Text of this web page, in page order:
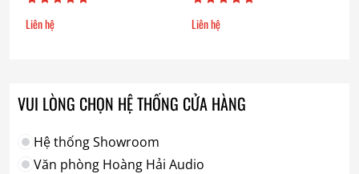
Liên hệ Liên hệ
VUI LÒNG CHỌN HỆ THỐNG CỬA HÀNG
Hệ thống Showroom
Văn phòng Hoàng Hải Audio